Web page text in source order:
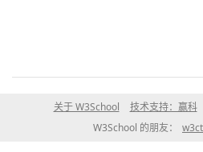
关于 W3School 技术支持：赢科
W3School 的朋友：